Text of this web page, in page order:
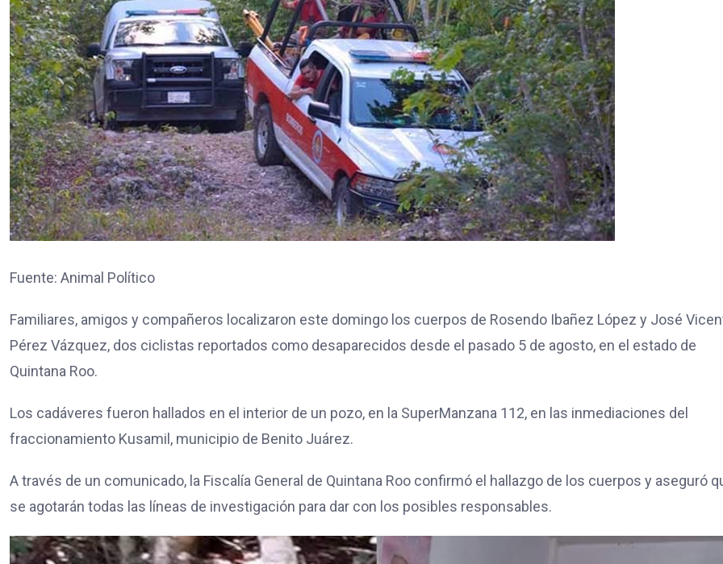
Fuente: Animal Político
Familiares, amigos y compañeros localizaron este domingo los cuerpos de Rosendo Ibañez López y José
Pérez Vázquez, dos ciclistas reportados como desaparecidos desde el pasado 5 de agosto, en el estado de
Quintana Roo.
Los cadáveres fueron hallados en el interior de un pozo, en la SuperManzana 112, en las inmediaciones del
fraccionamiento Kusamil, municipio de Benito Juárez.
A través de un comunicado, la Fiscalía General de Quintana Roo confirmó el hallazgo de los cuerpos y aseguró
se agotarán todas las líneas de investigación para dar con los posibles responsables.